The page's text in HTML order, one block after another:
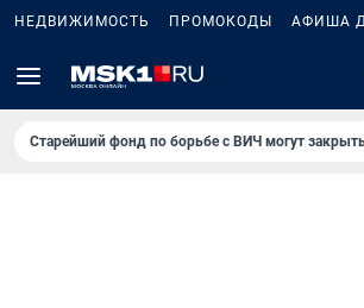
НЕДВИЖИМОСТЬ ПРОМОКОДЫ АФИША
Старейший фонд по борьбе с ВИЧ могут